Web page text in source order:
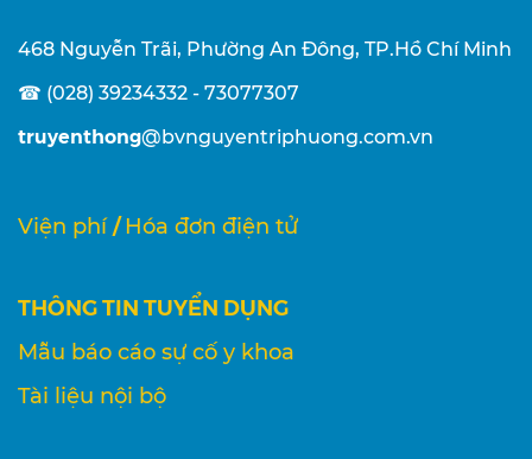
468 Nguyễn Trãi, Phường An Đông, TP.Hồ Chí Minh
☎ (028) 39234332 - 73077307
truyenthong@bvnguyentriphuong.com.vn
Viện phí / Hóa đơn điện tử
THÔNG TIN TUYỂN DỤNG
Mẫu báo cáo sự cố y khoa
Tài liệu nội bộ